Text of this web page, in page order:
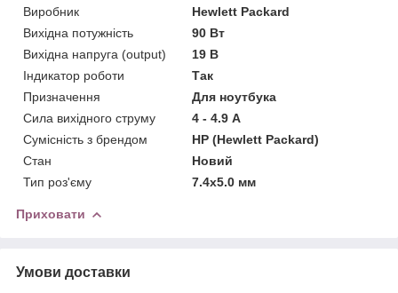
Виробник
Hewlett Packard
Вихідна потужність
90 Вт
Вихідна напруга (output)
19 В
Індикатор роботи
Так
Призначення
Для ноутбука
Сила вихідного струму
4 - 4.9 А
Сумісність з брендом
HP (Hewlett Packard)
Стан
Новий
Тип роз'єму
7.4x5.0 мм
Приховати
Умови доставки